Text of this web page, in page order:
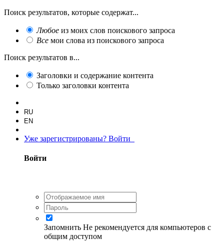
Поиск результатов, которые содержат...
Любое из моих слов поискового запроса
Все мои слова из поискового запроса
Поиск результатов в...
Заголовки и содержание контента
Только заголовки контента
RU
EN
Уже зарегистрированы? Войти
Войти
Запомнить Не рекомендуется для компьютеров с
общим доступом